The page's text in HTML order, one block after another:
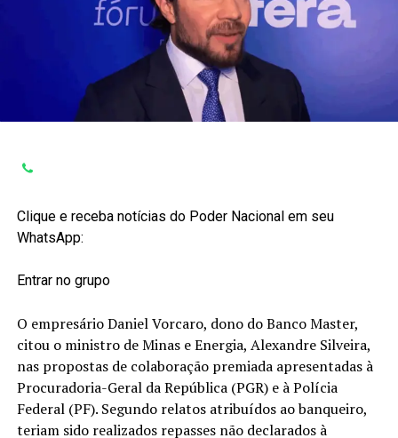
Clique e receba notícias do Poder Nacional em seu
WhatsApp:
Entrar no grupo
O empresário Daniel Vorcaro, dono do Banco Master,
citou o ministro de Minas e Energia, Alexandre Silveira,
nas propostas de colaboração premiada apresentadas à
Procuradoria-Geral da República (PGR) e à Polícia
Federal (PF). Segundo relatos atribuídos ao banqueiro,
teriam sido realizados repasses não declarados à